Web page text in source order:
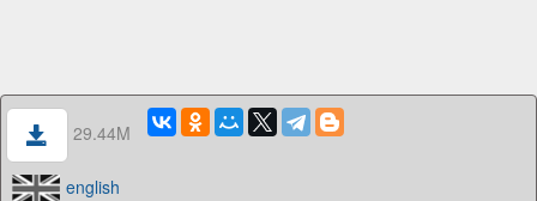
29.44M
english